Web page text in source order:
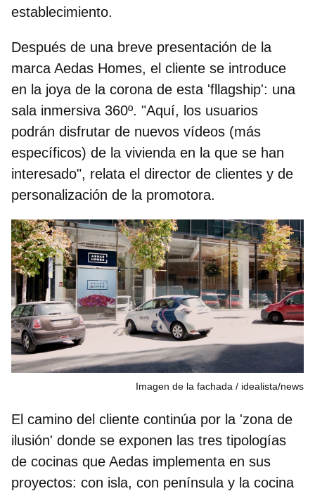
establecimiento.
Después de una breve presentación de la
marca Aedas Homes, el cliente se introduce
en la joya de la corona de esta 'fllagship': una
sala inmersiva 360º. "Aquí, los usuarios
podrán disfrutar de nuevos vídeos (más
específicos) de la vivienda en la que se han
interesado", relata el director de clientes y de
personalización de la promotora.
Imagen de la fachada idealista/news
El camino del cliente continúa por la 'zona de
ilusión' donde se exponen las tres tipologías
de cocinas que Aedas implementa en sus
proyectos: con isla, con península y la cocina